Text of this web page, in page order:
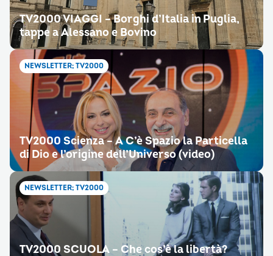
TV2000 VIAGGI – Borghi d’Italia in Puglia,
tappe a Alessano e Bovino
NEWSLETTER; TV2000
TV2000 Scienza – A C’è Spazio la Particella
di Dio e l’origine dell’Universo (video)
NEWSLETTER; TV2000
TV2000 SCUOLA – Che cos’è la libertà?